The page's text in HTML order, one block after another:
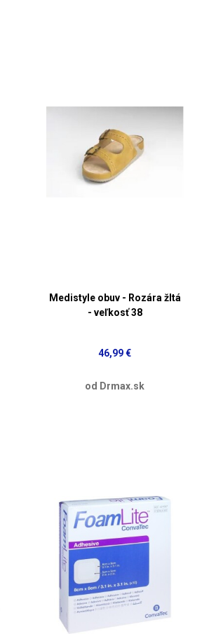
Medistyle obuv - Rozára žltá
- veľkosť 38
46,99 €
od Drmax.sk